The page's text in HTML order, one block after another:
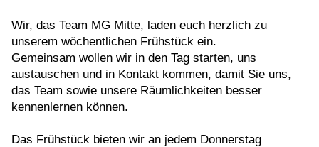
Wir, das Team MG Mitte, laden euch herzlich zu
unserem wöchentlichen Frühstück ein.
Gemeinsam wollen wir in den Tag starten, uns
austauschen und in Kontakt kommen, damit Sie uns,
das Team sowie unsere Räumlichkeiten besser
kennenlernen können.
Das Frühstück bieten wir an jedem Donnerstag